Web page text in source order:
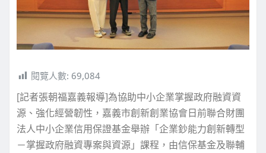
閱覽人數: 69,084
[記者張朝福嘉義報導]為協助中小企業掌握政府融資資
源、強化經營韌性，嘉義市創新創業協會日前聯合財團
法人中小企業信用保證基金舉辦「企業鈔能力創新轉型
－掌握政府融資專案與資源」課程，由信保基金及聯輔